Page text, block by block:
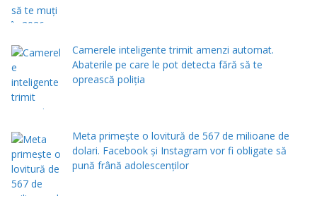
Camerele inteligente trimit amenzi automat.
Abaterile pe care le pot detecta fără să te
oprească poliția
Meta primește o lovitură de 567 de milioane de
dolari. Facebook și Instagram vor fi obligate să
pună frână adolescenților